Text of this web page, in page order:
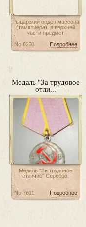
Рыцарский орден массона
(тамплиера), в верхней
части предмет
Подробнее
No 8250
Медаль "За трудовое
отли...
Медаль "За трудовое
отличие" Серебро.
Подробнее
No 7601